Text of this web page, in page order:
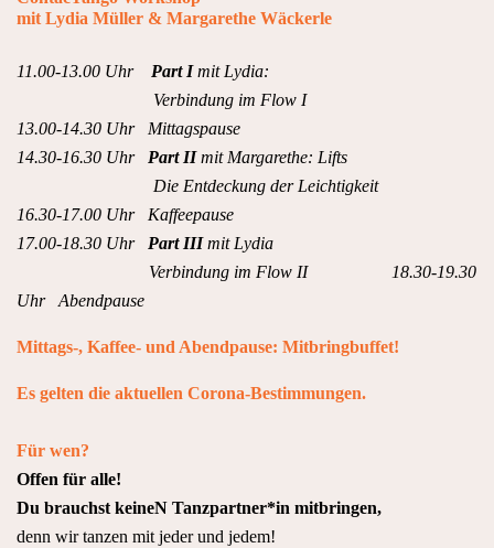
mit Lydia Müller & Margarethe Wäckerle
11.00-13.00 Uhr Part Imit Lydia:
Verbindung im Flow I
13.00-14.30 Uhr Mittagspause
14.30-16.30 Uhr Part IImit Margarethe: Lifts
Die Entdeckung der Leichtigkeit
16.30-17.00 Uhr Kaffeepause
17.00-18.30 Uhr
Part IIImit Lydia
Verbindung im Flow II
18.30-19.30
Uhr Abendpause
Mittags-, Kaffee- und Abendpause: Mitbringbuffet!
Es gelten die aktuellen Corona-Bestimmungen.
Für wen?
Offen für alle!
Du brauchst keineN Tanzpartner*in mitbringen,
denn wir tanzen mit jeder und jedem!